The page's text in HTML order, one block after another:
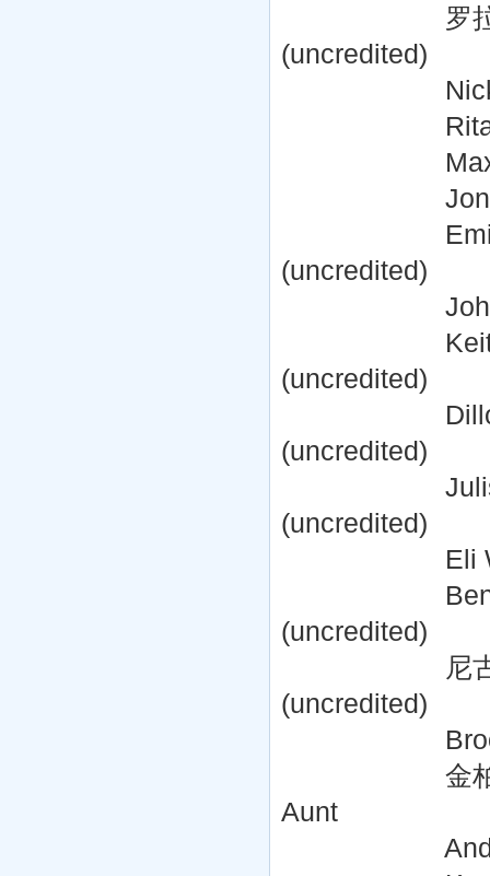
罗拉·阿维
(uncredited)
Nicky
Rita
Max
Jonathan
Emily
(uncredited)
John J.
Keith
(uncredited)
Dillon
(uncredited)
Julisita
(uncredited)
Eli Walker
Ben
(uncredited)
尼古拉斯·
(uncredited)
Brooke
金柏莉·杜
Aunt
Andrea